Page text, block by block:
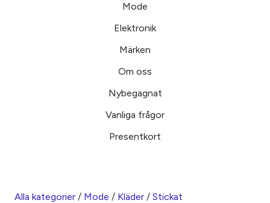
Mode
Elektronik
Märken
Om oss
Nybegagnat
Vanliga frågor
Presentkort
Alla kategorier / Mode / Kläder / Stickat